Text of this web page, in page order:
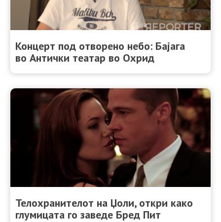
Концерт под отворено небо: Бајага
во Антички театар во Охрид
Телохранителот на Џоли, откри како
глумицата го заведе Бред Пит